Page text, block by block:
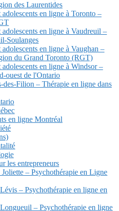
des Laurentides
en ligne à Toronto –
en ligne à Vaudreuil –
Soulanges
en ligne à Vaughan –
du Grand Toronto (RGT)
en ligne à Windsor –
ouest de l'Ontario
Filion – Thérapie en ligne dans
en ligne Montréal
les entrepreneurs
– Psychothérapie en Ligne
– Psychothérapie en ligne en
– Psychothérapie en ligne